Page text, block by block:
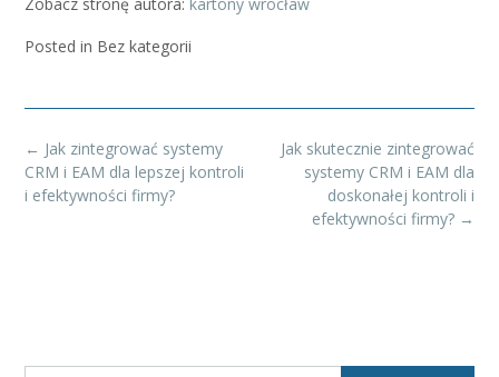
Posted in Bez kategorii
Post
navigation
Jak skutecznie zintegrować
systemy CRM i EAM dla
doskonałej kontroli i
efektywności firmy? →
← Jak zintegrować systemy
CRM i EAM dla lepszej kontroli
i efektywności firmy?